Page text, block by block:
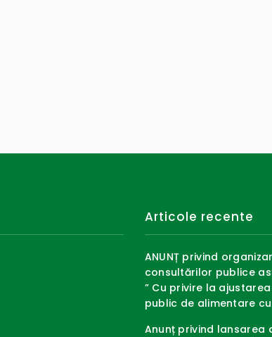
Articole recente
ANUNȚ privind
consultărilor publice
” Cu privire la
public de alimentare
Anunț privind lansarea